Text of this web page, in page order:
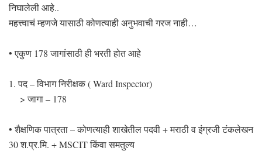
निघालेली आहे..
महत्त्वाचं म्हणजे यासाठी कोणत्याही अनुभवाची गरज नाही…
• एकुण 178 जागांसाठी ही भरती होत आहे
1. पद – विभाग निरीक्षक ( Ward Inspector)
> जागा – 178
• शैक्षणिक पात्रता – कोणत्याही शाखेतील पदवी + मराठी व इंग्रजी टंकलेखन
30 श.प्र.मि. + MSCIT किंवा समतुल्य